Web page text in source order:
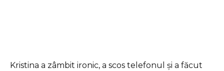
Kristina a zâmbit ironic, a scos telefonul și a făcut